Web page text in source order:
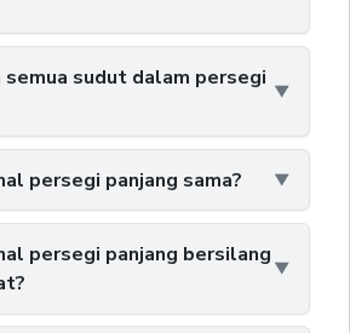
semua sudut dalam persegi
persegi panjang sama?
persegi panjang bersilang